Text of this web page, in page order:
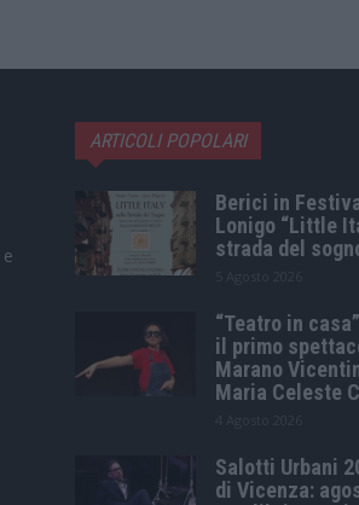
ARTICOLI POPOLARI
Berici in
Lonigo “Little
strada del
“Teatro in
il primo
Marano
Maria Celeste
Salotti Urbani
di Vicenza: